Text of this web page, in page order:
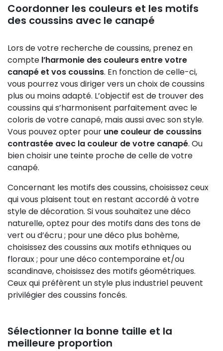
Coordonner les couleurs et les motifs
des coussins avec le canapé
Lors de votre recherche de coussins, prenez en
compte l’harmonie des couleurs entre votre
canapé et vos coussins. En fonction de celle-ci,
vous pourrez vous diriger vers un choix de coussins
plus ou moins adapté. L’objectif est de trouver des
coussins qui s’harmonisent parfaitement avec le
coloris de votre canapé, mais aussi avec son style.
Vous pouvez opter pour une couleur de coussins
contrastée avec la couleur de votre canapé. Ou
bien choisir une teinte proche de celle de votre
canapé.
Concernant les motifs des coussins, choisissez ceux
qui vous plaisent tout en restant accordé à votre
style de décoration. Si vous souhaitez une déco
naturelle, optez pour des motifs dans des tons de
vert ou d’écru ; pour une déco plus bohème,
choisissez des coussins aux motifs ethniques ou
floraux ; pour une déco contemporaine et/ou
scandinave, choisissez des motifs géométriques.
Ceux qui préfèrent un style plus industriel peuvent
privilégier des coussins foncés.
Sélectionner la bonne taille et la
meilleure proportion